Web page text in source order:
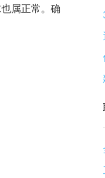
属正常。确